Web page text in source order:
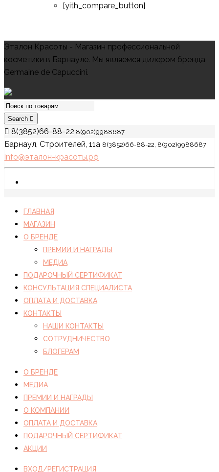
[yith_compare_button]
Эталон Красоты - Магазин профессиональной
косметики в Барнауле. Мы являемся дилером бренда
Germaine de Capuccini.
Search
8(3852)66-88-22 8(902)9988687
Барнаул, Строителей, 11а 8(3852)66-88-22, 8(902)9988687
info@эталон-красоты.рф
ГЛАВНАЯ
МАГАЗИН
О БРЕНДЕ
ПРЕМИИ И НАГРАДЫ
МЕДИА
ПОДАРОЧНЫЙ СЕРТИФИКАТ
КОНСУЛЬТАЦИЯ СПЕЦИАЛИСТА
ОПЛАТА И ДОСТАВКА
КОНТАКТЫ
НАШИ КОНТАКТЫ
СОТРУДНИЧЕСТВО
БЛОГЕРАМ
О БРЕНДЕ
МЕДИА
ПРЕМИИ И НАГРАДЫ
О КОМПАНИИ
ОПЛАТА И ДОСТАВКА
ПОДАРОЧНЫЙ СЕРТИФИКАТ
АКЦИИ
ВХОД/РЕГИСТРАЦИЯ